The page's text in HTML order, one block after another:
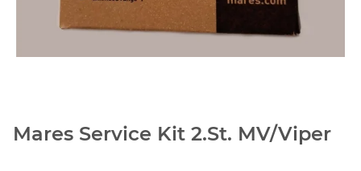
Mares Service Kit 2.St. MV/Viper